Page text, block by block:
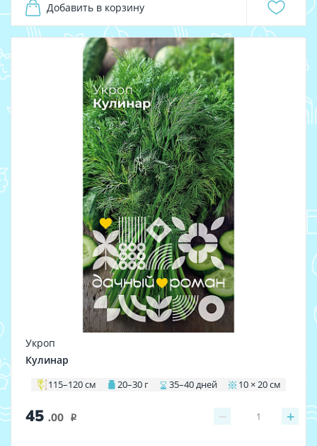
Добавить в корзину
Укроп
Кулинар
115–120 см 20–30 г 35–40 дней 10 × 20 см
45 .00 i − +
1